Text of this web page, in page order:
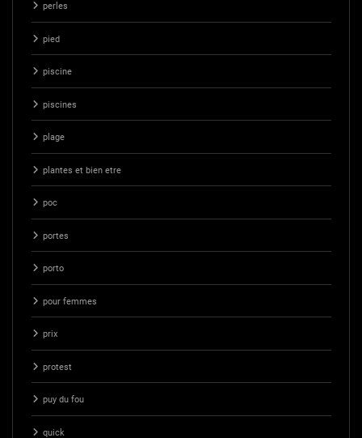
perles
pied
piscine
piscines
plage
plantes et bien etre
poc
portes
porto
pour femmes
prix
protest
puy du fou
quick